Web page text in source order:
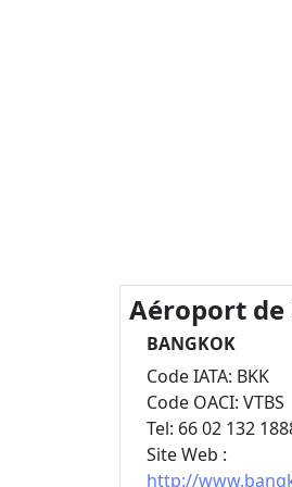
Aéroport
BANGKOK
Code IATA: BKK
Code OACI: VTBS
Tel: 66 02 132
Site Web :
http://